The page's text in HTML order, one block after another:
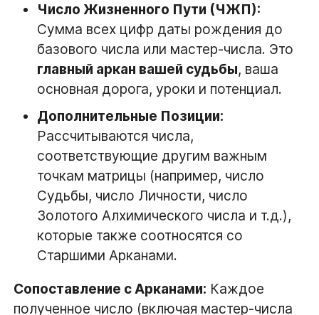
Число Жизненного Пути (ЧЖП):
Сумма всех цифр даты рождения до
базового числа или мастер-числа. Это
главный аркан вашей судьбы, ваша
основная дорога, уроки и потенциал.
Дополнительные Позиции:
Рассчитываются числа,
соответствующие другим важным
точкам матрицы (например, число
Судьбы, число Личности, число
Золотого Алхимического числа и т.д.),
которые также соотносятся со
Старшими Арканами.
Сопоставление с Арканами: Каждое
полученное число (включая мастер-числа